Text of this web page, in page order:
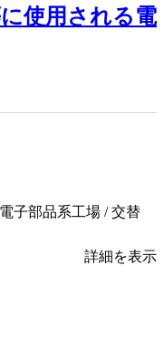
使用される電
子部品系工場 / 交替
詳細を表示